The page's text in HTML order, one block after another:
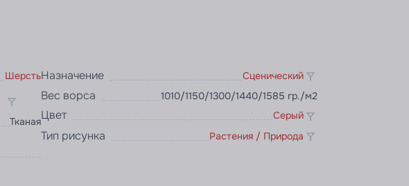
Шерсть
Тканая
Назначение Сценический
Вес ворса 1010/1150/1300/1440/1585 гр./м2
Цвет Серый
Тип рисунка Растения / Природа